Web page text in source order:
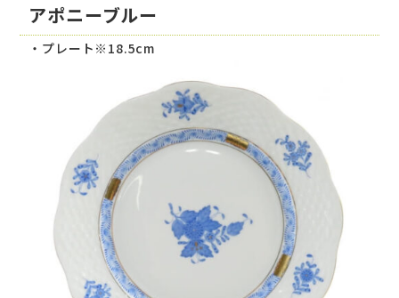
アポニーブルー
・プレート※18.5cm